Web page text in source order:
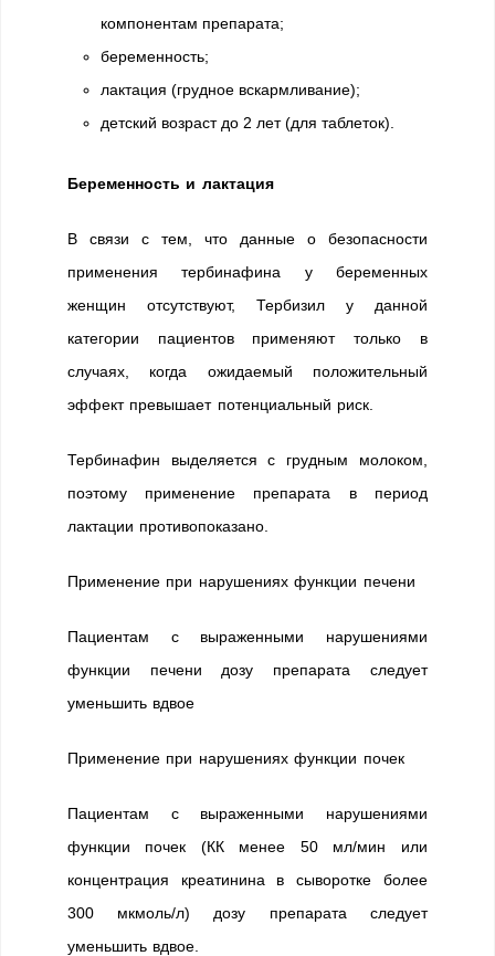
компонентам препарата;
беременность;
лактация (грудное вскармливание);
детский возраст до 2 лет (для таблеток).
Беременность и лактация
В связи с тем, что данные о безопасности
применения тербинафина у беременных
женщин отсутствуют, Тербизил у данной
категории пациентов применяют только в
случаях, когда ожидаемый положительный
эффект превышает потенциальный риск.
Тербинафин выделяется с грудным молоком,
поэтому применение препарата в период
лактации противопоказано.
Применение при нарушениях функции печени
Пациентам с выраженными нарушениями
функции печени дозу препарата следует
уменьшить вдвое
Применение при нарушениях функции почек
Пациентам с выраженными нарушениями
функции почек (КК менее 50 мл/мин или
концентрация креатинина в сыворотке более
300 мкмоль/л) дозу препарата следует
уменьшить вдвое.